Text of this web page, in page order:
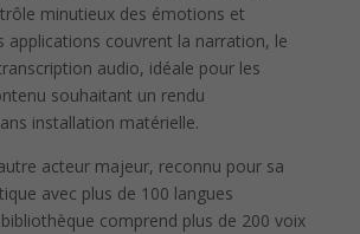
minutieux des émotions et
applications couvrent la narration, le
audio, idéale pour les
souhaitant un rendu
installation matérielle.
acteur majeur, reconnu pour sa
avec plus de 100 langues
comprend plus de 200 voix